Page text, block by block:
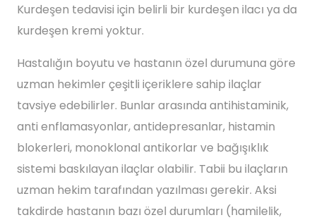
Kurdeşen tedavisi için belirli bir kurdeşen ilacı ya da
kurdeşen kremi yoktur.
Hastalığın boyutu ve hastanın özel durumuna göre
uzman hekimler çeşitli içeriklere sahip ilaçlar
tavsiye edebilirler. Bunlar arasında antihistaminik,
anti enflamasyonlar, antidepresanlar, histamin
blokerleri, monoklonal antikorlar ve bağışıklık
sistemi baskılayan ilaçlar olabilir. Tabii bu ilaçların
uzman hekim tarafından yazılması gerekir. Aksi
takdirde hastanın bazı özel durumları (hamilelik,